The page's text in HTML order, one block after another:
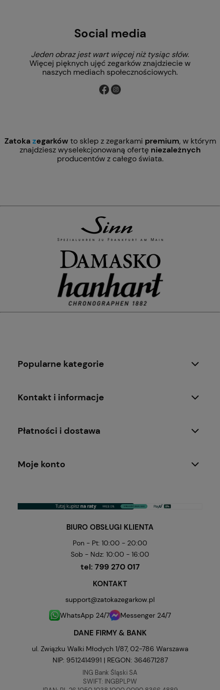
Social media
Jeden obraz jest wart więcej niż tysiąc słów.
Więcej pięknych ujęć zegarków znajdziecie w
naszych mediach społecznościowych.
Zatokazegarkówto sklep z zegarkami premium, w którym
znajdziesz wyselekcjonowaną ofertę niezależnych
producentów z całego świata.
Popularne kategorie
Kontakt i informacje
Płatności i dostawa
Moje konto
BIURO OBSŁUGI KLIENTA
Pon - Pt: 10:00 - 20:00
Sob - Ndz: 10:00 - 16:00
tel: 799 270 017
KONTAKT
support@zatokazegarkow.pl
WhatsApp 24/7
Messenger 24/7
DANE FIRMY & BANK
ul. Związku Walki Młodych 1/87, 02-786 Warszawa
NIP: 9512414991 | REGON: 364671287
ING Bank Śląski SA
SWIFT: INGBPLPW